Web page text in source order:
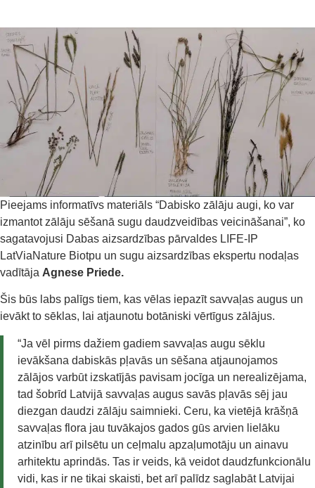
Pieejams informatīvs materiāls “Dabisko zālāju augi, ko var
izmantot zālāju sēšanā sugu daudzveidības veicināšanai”, ko
sagatavojusi Dabas aizsardzības pārvaldes LIFE-IP
LatViaNature Biotpu un sugu aizsardzības ekspertu nodaļas
vadītāja Agnese Priede.
Šis būs labs palīgs tiem, kas vēlas iepazīt savvaļas augus un
ievākt to sēklas, lai atjaunotu botāniski vērtīgus zālājus.
“Ja vēl pirms dažiem gadiem savvaļas augu sēklu
ievākšana dabiskās pļavās un sēšana atjaunojamos
zālājos varbūt izskatījās pavisam jocīga un nerealizējama,
tad šobrīd Latvijā savvaļas augus savās pļavās sēj jau
diezgan daudzi zālāju saimnieki. Ceru, ka vietējā krāšņā
savvaļas flora jau tuvākajos gados gūs arvien lielāku
atzinību arī pilsētu un ceļmalu apzaļumotāju un ainavu
arhitektu aprindās. Tas ir veids, kā veidot daudzfunkcionālu
vidi, kas ir ne tikai skaisti, bet arī palīdz saglabāt Latvijai